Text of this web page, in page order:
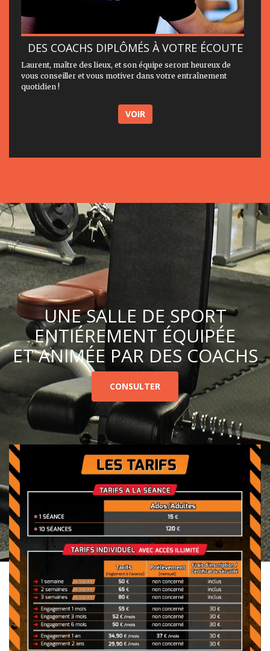
DES COACHS DIPLÔMÉS À VOTRE ÉCOUTE
Laurent, maître des lieux, et son équipe seront heureux de
vous conseiller et vous motiver dans votre entraînement
quotidien !
VOIR
UNE SALLE DE SPORT
ENTIÉREMENT ÉQUIPÉE
ET ANIMÉE PAR DES COACHS
CONSULTER